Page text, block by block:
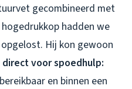
gecombineerd met
hadden we
Hij kon gewoon
direct voor spoedhulp:
en binnen een